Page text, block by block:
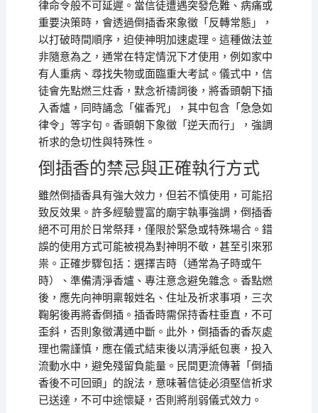
律命令般不可延遲。當信徒遭遇突發危難、病痛或
重要決策時，會透過倒插香來象徵「反轉常態」，
以打破時間順序，迫使神明加速處理。這種做法並
非隨意為之，通常在特定情況下才使用，例如家中
有人重病、尋找失物或面臨重大考試。儀式中，信
徒會先點燃三炷香，默念祈禱詞後，將香頭朝下插
入香爐，同時誦念「催香咒」，其中包含「急急如
律令」等字句。香頭朝下象徵「逆天而行」，強調
祈求的急切性與特殊性。
倒插香的禁忌與正確執行方式
雖然倒插香具有強大效力，但若不慎使用，可能招
致反效果。許多經驗豐富的廟宇執事強調，倒插香
絕不可用於日常祭拜，僅限於緊急或特殊場合。錯
誤的使用方式可能被視為對神明不敬，甚至引來邪
祟。正確步驟包括：選擇吉時（通常為子時或午
時）、準備清淨香爐、專注意念避免雜念。香點燃
後，應先向神明稟報姓名、住址及祈求事項，三次
鞠躬後再將香倒插。插香時需保持香柱垂直，不可
歪斜，否則象徵溝通中斷。此外，倒插香的香灰處
理也需謹慎，應在儀式結束後以清淨紙包裹，投入
流動水中，避免殘留負能量。民間更流傳著「倒插
香後不可回頭」的說法，意味著信徒必須堅信祈求
已送達，不可中途懷疑，否則將削弱儀式效力。